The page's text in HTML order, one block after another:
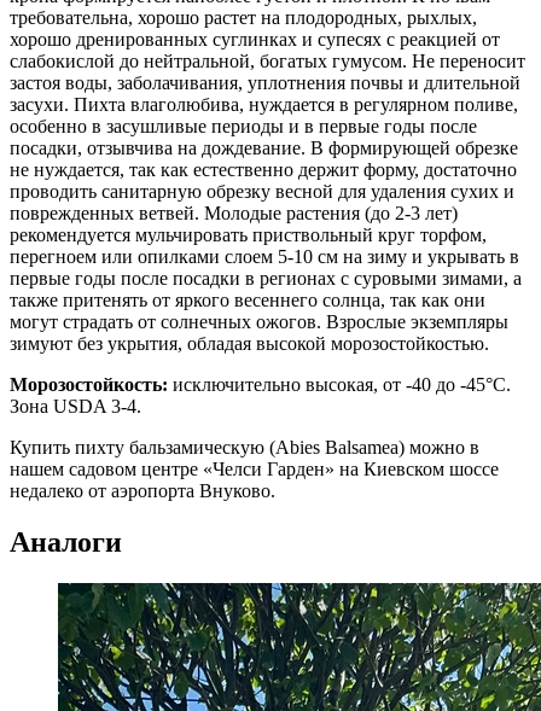
требовательна, хорошо растет на плодородных, рыхлых,
хорошо дренированных суглинках и супесях с реакцией от
слабокислой до нейтральной, богатых гумусом. Не переносит
застоя воды, заболачивания, уплотнения почвы и длительной
засухи. Пихта влаголюбива, нуждается в регулярном поливе,
особенно в засушливые периоды и в первые годы после
посадки, отзывчива на дождевание. В формирующей обрезке
не нуждается, так как естественно держит форму, достаточно
проводить санитарную обрезку весной для удаления сухих и
поврежденных ветвей. Молодые растения (до 2-3 лет)
рекомендуется мульчировать приствольный круг торфом,
перегноем или опилками слоем 5-10 см на зиму и укрывать в
первые годы после посадки в регионах с суровыми зимами, а
также притенять от яркого весеннего солнца, так как они
могут страдать от солнечных ожогов. Взрослые экземпляры
зимуют без укрытия, обладая высокой морозостойкостью.
Морозостойкость: исключительно высокая, от -40 до -45°C.
Зона USDA 3-4.
Купить пихту бальзамическую (Abies Balsamea) можно в
нашем садовом центре «Челси Гарден» на Киевском шоссе
недалеко от аэропорта Внуково.
Аналоги